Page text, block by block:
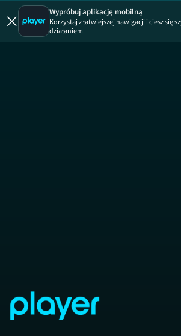
Wypróbuj aplikację mobilną
Korzystaj z łatwiejszej nawigacji i ciesz się
działaniem